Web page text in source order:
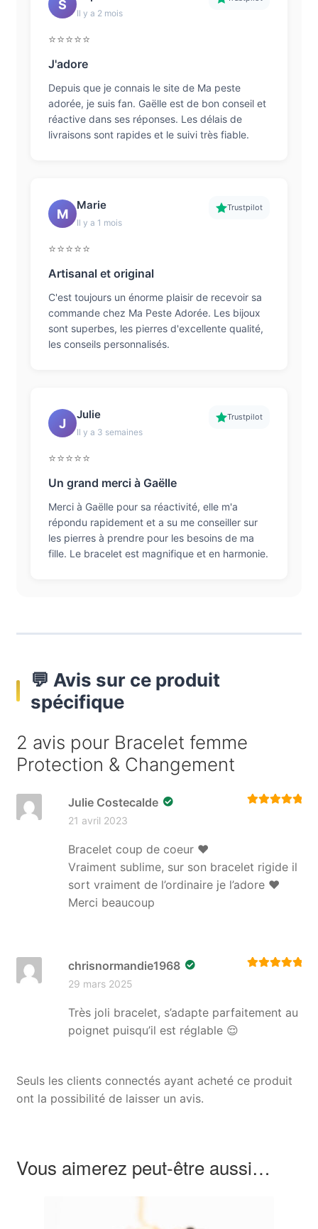
S
Il y a 2 mois
⭐⭐⭐⭐⭐
J'adore
Depuis que je connais le site de Ma peste
adorée, je suis fan. Gaëlle est de bon conseil et
réactive dans ses réponses. Les délais de
livraisons sont rapides et le suivi très fiable.
M
Marie
Il y a 1 mois
Trustpilot
⭐⭐⭐⭐⭐
Artisanal et original
C'est toujours un énorme plaisir de recevoir sa
commande chez Ma Peste Adorée. Les bijoux
sont superbes, les pierres d'excellente qualité,
les conseils personnalisés.
J
Julie
Il y a 3 semaines
Trustpilot
⭐⭐⭐⭐⭐
Un grand merci à Gaëlle
Merci à Gaëlle pour sa réactivité, elle m'a
répondu rapidement et a su me conseiller sur
les pierres à prendre pour les besoins de ma
fille. Le bracelet est magnifique et en harmonie.
💬 Avis sur ce produit
spécifique
2 avis pour Bracelet femme
Protection & Changement
Julie Costecalde
21 avril 2023
Bracelet coup de coeur ❤️
Vraiment sublime, sur son bracelet rigide il
sort vraiment de l’ordinaire je l’adore ♥️
Merci beaucoup
chrisnormandie1968
29 mars 2025
Très joli bracelet, s’adapte parfaitement au
poignet puisqu’il est réglable 😌
Seuls les clients connectés ayant acheté ce produit
ont la possibilité de laisser un avis.
Vous aimerez peut-être aussi…